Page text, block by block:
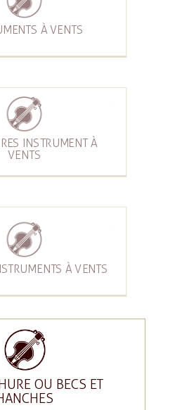
À VENTS
INSTRUMENT À
VENTS
À VENTS
OU BECS ET